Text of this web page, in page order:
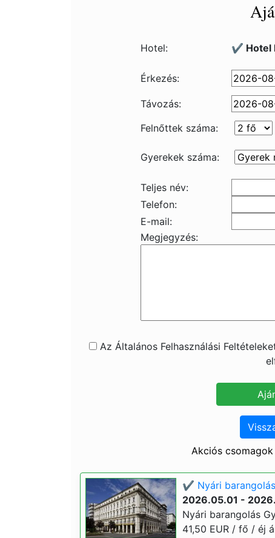
Hotel: ✔️ Hotel
Érkezés:
Távozás:
Felnőttek száma:
Gyerekek száma:
Teljes név:
Telefon:
E-mail:
Megjegyzés:
Az Általános Felhasználási
Akciós
✔️ Nyári barangolás
2026.05.01 -
Nyári barangolás
41,50 EUR / fő / éj